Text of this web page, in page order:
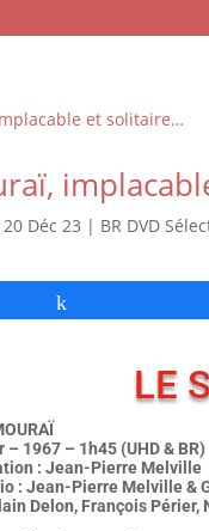
20 Déc 23 | BR DVD
LE
– 1967 – 1h45 (UHD &
: Jean-Pierre Melville
: Jean-Pierre Melville &
Delon, François